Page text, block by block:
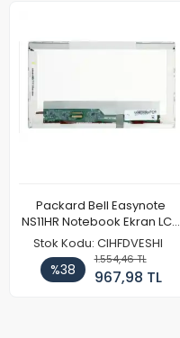
Packard Bell Easynote
NS11HR Notebook Ekran LCD
Paneli (Ref)
Stok Kodu: CIHFDVESHI
%38
1.554,46 TL
967,98 TL